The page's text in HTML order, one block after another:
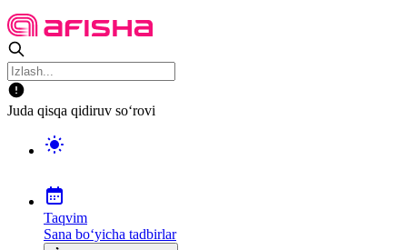
Juda qisqa qidiruv so‘rovi
Taqvim
Sana bo‘yicha tadbirlar